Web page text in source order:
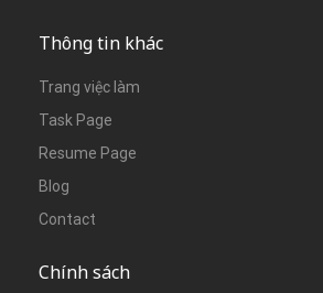
Thông tin khác
Trang việc làm
Task Page
Resume Page
Blog
Contact
Chính sách